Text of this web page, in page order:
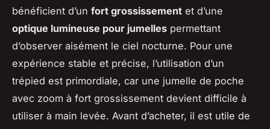
bénéficient d’un fort grossissement et d’une
optique lumineuse pour jumelles permettant
d’observer aisément le ciel nocturne. Pour une
expérience stable et précise, l’utilisation d’un
trépied est primordiale, car une jumelle de poche
avec zoom à fort grossissement devient difficile à
utiliser à main levée. Avant d’acheter, il est utile de